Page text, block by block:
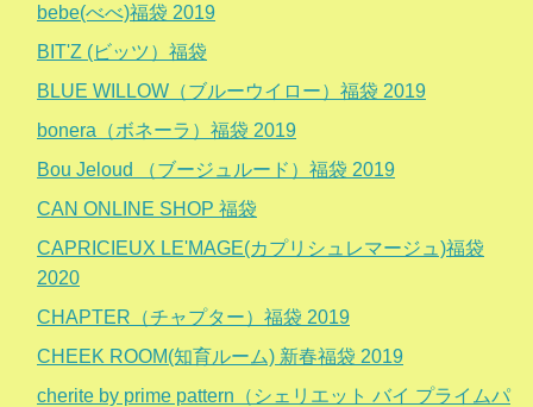
bebe(べべ)福袋 2019
BIT'Z (ビッツ）福袋
BLUE WILLOW（ブルーウイロー）福袋 2019
bonera（ボネーラ）福袋 2019
Bou Jeloud （ブージュルード）福袋 2019
CAN ONLINE SHOP 福袋
CAPRICIEUX LE'MAGE(カプリシュレマージュ)福袋
2020
CHAPTER（チャプター）福袋 2019
CHEEK ROOM(知育ルーム) 新春福袋 2019
cherite by prime pattern（シェリエット バイ プライムパ